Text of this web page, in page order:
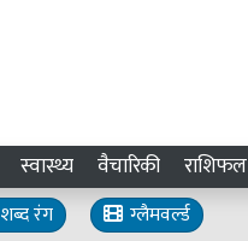
स्वास्थ्य वैचारिकी राशिफल
शब्द रंग
ग्लैमवर्ल्ड